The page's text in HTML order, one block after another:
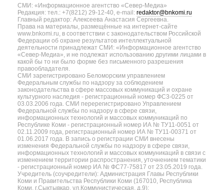
СМИ: «Информационное агентство «Север-Медиа»
Редакция: тел.: +7(8212) 29-12-40, e-mail: redaktor@bnkomi.ru
Главный редактор: Алексеева Анастасия Сергеевна.
Права на материалы, размещённые на интернет-сайте
www.bnkomi.ru, в соответствии с законодательством Российской
Федерации об охране результатов интеллектуальной
деятельности принадлежат СМИ: «Информационное агентство
«Север-Медиа», и не подлежат использованию другими лицами в
какой бы то ни было форме без письменного разрешения
правообладателя.
СМИ зарегистрировано Беломорским управлением
Федеральным службы по надзору за соблюдением
законодательства в сфере массовых коммуникаций и охране
культурного наследия - регистрационный номер ФС3-0225 от
03.03.2006 года. СМИ перерегистрировано Управлением
Федеральной службы по надзору в сфере связи,
информационных технологий и массовых коммуникаций по
Республике Коми - регистрационный номер ИА № ТУ11-0051 от
02.11.2009 года, регистрационный номер ИА № ТУ11-00371 от
01.06.2017 года. В запись о регистрации СМИ внесены
изменения Федеральной службы по надзору в сфере связи,
информационных технологий и массовых коммуникаций в связи с
изменением территории распространения, уточнением тематики
- регистрационный номер ИА № ФС77-75817 от 23.05.2019 года.
Учредитель (соучредители): Администрация Главы Республики
Коми и Правительства Республики Коми (167010, Республика
Коми, г.Сыктывкар, ул.Коммунистическая, д.9);